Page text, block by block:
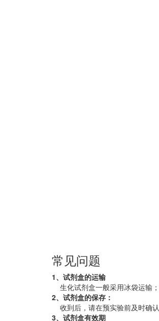
常见问题
1、试剂盒的运输
生化试剂盒一般采用冰袋运输
2、试剂盒的保存：
收到后，请在预实验前及时确
3、试剂盒有效期